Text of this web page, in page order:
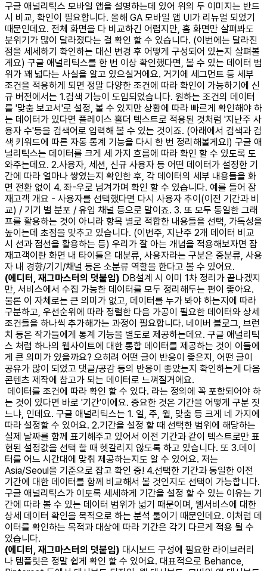
구글 애널리틱스 모바일 앱을 설명하는데 있어 위의 두 이미지는 반드
시 비교, 확인이 필요합니다. 올해 GA 모바일 앱 UI가 리뉴얼 되었기
때문인데요. 전체 화면을 다 비교하긴 어렵지만, 홈 화면만 살펴봐도
분위기가 많이 달라졌다는 걸 확인 할 수 있습니다. (이번에는 달라진
점을 세세하기 확인하는 대신 변경 후 어떻게 구성되어 있는지 살펴볼
게요) 구글 애널리틱스를 한 번 이상 확인했다면, 볼 수 있는 데이터 범
위가 꽤 넓다는 사실을 알고 있으실거에요. 거기에 세그먼트 등 세부
조건을 적용하게 되면 정말 다양한 조건에 따라 확인이 가능하기에 신
규 버전에서는 1.검색 기능이 도입되었습니다. 원하는 조건의 데이터
를 '맞춤 보고서'로 설정, 볼 수 있지만 상황에 따라 빠르게 확인해야 하
는 데이터가 있다면 플레이스 홀더 텍스트로 적용된 것처럼 '지난주 사
용자 수'등을 검색어로 입력해 볼 수 있는 것이죠. (아래에서 검색과 검
색 키워드에 따른 자동 통계 기능을 다시 한 번 정리해볼게요!) 구글 애
널리틱스는 데이터를 크게 세 가지 흐름에 따라 확인 할 수 있도록 도
와주는데요. 2.사용자, 세션, 신규 사용자 등 어떤 데이터가 설정한 기
간에 따라 얼마나 쌓였는지 확인한 후, 각 데이터의 세부 내용들을 화
면 전환 없이 4. 좌-우로 넘겨가며 확인 할 수 있습니다. 예를 들어 잠
재고객 개요 - 사용자를 선택했다면 다시 사용자 추이(이전 기간과 비
교) / 기기 별 분포 / 유입 채널 등으로 말이죠. 3. 또 모두 동일한 그래
프를 활용하는 것이 아니라 항목 별로 적합한 내용들을 선택, 가독성을
높이는데 초점을 맞추고 있습니다. (이번주, 지난주 2개 데이터 비교
시 선과 점선을 활용하는 등) 우리가 잘 아는 개념을 적용해보자면 잠
재고객이란 화면 내 타이틀은 대분류, 사용자라는 구분은 중분류, 사용
자 내 경향/기기/채널 등은 소분류 역할을 한다고 볼 수 있어요.
(에디터, 재그마스터의 덧붙임) DB설계 시 이미 1차 정리가 끝나겠지
만, 서비스에서 수집 가능한 데이터를 모두 정리해두는 편이 좋아요.
물론 이 자체로는 큰 의미가 없고, 데이터를 누가 봐야 하는지에 따라
구분하고, 우선순위에 따라 정렬한 다음 가공이 필요한 데이터와 상세
조건들을 하나씩 추가해가는 과정이 필요합니다. 네이버 블로그, 브런
치 등은 작가들에게 통계 기능을 별도로 제공하는데요. 구글 애널리틱
스 처럼 하나의 웹사이트에 대한 통합 데이터를 제공하는 것이 이들에
게 큰 의미가 있을까요? 오히려 어떤 글이 반응이 좋은지, 어떤 글이
공유가 많이 되었고 댓글/공감 등의 반응이 좋았는지 확인하는게 다음
콘텐츠 제작에 참고가 되는 데이터로 느껴질거에요.
데이터를 조건에 따라 확인 할 수 있다. 라는 정의에 꼭 포함되어야 하
는 것이 있다면 바로 '기간'이에요. 중요한 것은 기간을 어떻게 구분 짓
느냐, 인데요. 구글 애널리틱스는 1. 일, 주, 월, 맞춤 등 크게 네 가지에
따라 설정할 수 있어요. 2.기간을 설정 할 때 선택한 범위에 해당하는
실제 날짜를 함께 표기해주고 있어서 이전 기간과 같이 텍스트로만 표
현된 설정값을 선택 할 때 헷갈리지 않도록 하고 있습니다. 또 3.데이
터를 어느 시간대에 맞춰 제공하는지도 알 수 있어요. 저는
Asia/Seoul을 기준으로 잡고 확인 중! 4.선택한 기간과 동일한 이전
기간에 대한 데이터를 함께 비교해서 볼 것인지도 선택이 가능합니다.
구글 애널리틱스가 이토록 세세하게 기간을 설정 할 수 있는 이유는 기
간에 따라 볼 수 있는 데이터 범위가 넓기 때문이며, 웹서비스에 대한
상세 데이터 확인을 목적으로 하는 분석 툴이기 때문인데요. 이처럼 데
이터를 확인하는 목적과 대상에 따라 기간은 각기 다르게 적용 될 수
있습니다.
(에디터, 재그마스터의 덧붙임) 대시보드 구성에 필요한 라이브러리
나 템플릿은 정말 쉽게 확인 할 수 있어요. 대표적으로 Behance,